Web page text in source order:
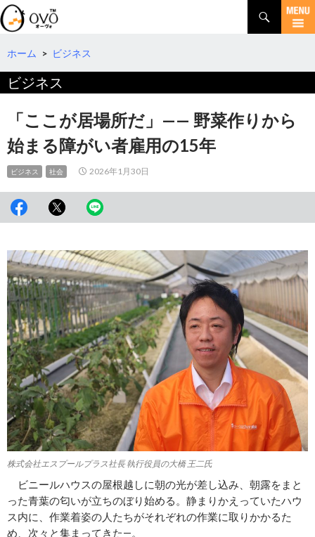
検
索
コ
テ
へ
ホーム > ビジネス
ビジネス
「ここが居場所だ」—— 野菜作りから
始まる障がい者雇用の15年
ビジネス 社会 2026年1月30日
株式会社エスプールプラス社長 執行役員の大橋 王二氏
ビニールハウスの屋根越しに朝の光が差し込み、朝露をまと
った青葉の匂いが立ちのぼり始める。静まりかえっていたハウ
ス内に、作業着姿の人たちがそれぞれの作業に取りかかるた
め、次々と集まってきた―。